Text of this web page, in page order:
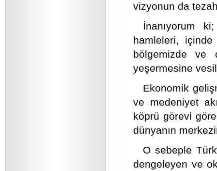
vizyonun da
İnanıyorum
hamleleri, içinde
bölgemizde ve
yeşermesine
Ekonomik
ve medeniyet
köprü görevi
dünyanın
O sebeple
dengeleyen ve